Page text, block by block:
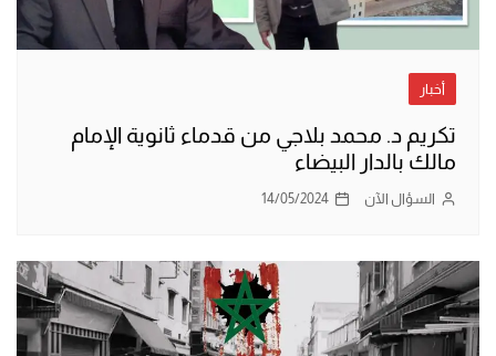
أخبار
تكريم د. محمد بلاجي من قدماء ثانوية الإمام
مالك بالدار البيضاء
السؤال الآن 14/05/2024